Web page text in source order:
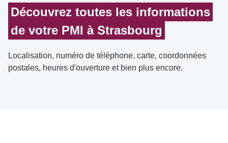
Découvrez toutes les informations
de votre PMI à Strasbourg
Localisation, numéro de téléphone, carte, coordonnées
postales, heures d'ouverture et bien plus encore.